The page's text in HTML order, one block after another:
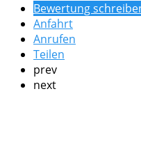
Bewertung
Anfahrt
Anrufen
Teilen
prev
next